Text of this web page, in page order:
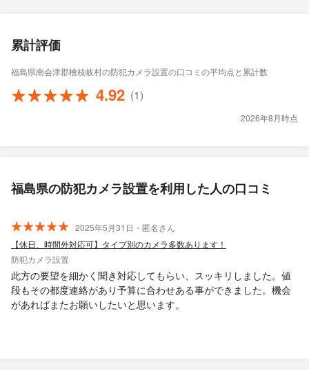
累計評価
福島県南会津郡檜枝岐村の防犯カメラ設置の口コミの平均点と累計数
4.92 (1)
2026年8月時点
福島県の防犯カメラ設置を利用した人の口コミ
2025年5月31日・匿名さん
【休日、時間外対応可】タイプ別のカメラ多数あります！
防犯カメラ設置
此方の要望を細かく聞き対応してもらい、スッキリしました。値
段もその都度連絡があり予算に合わせある事ができました。機会
があればまたお願いしたいと思います。